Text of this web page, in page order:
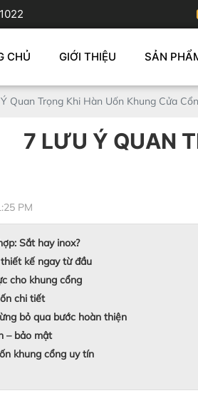
CHỦ GIỚI THIỆU SẢN
Quan Trọng Khi Hàn Uốn Khung Cửa
7 LƯU Ý QUAN
PM
Sắt hay inox?
kế ngay từ đầu
cho khung cổng
chi tiết
bỏ qua bước hoàn thiện
– bảo mật
khung cổng uy tín